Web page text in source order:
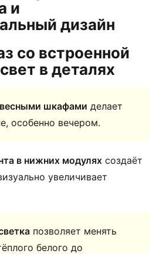
со встроенной
в деталях
шкафами делает
особенно вечером.
в нижних модулях создаёт
увеличивает
позволяет менять
белого до